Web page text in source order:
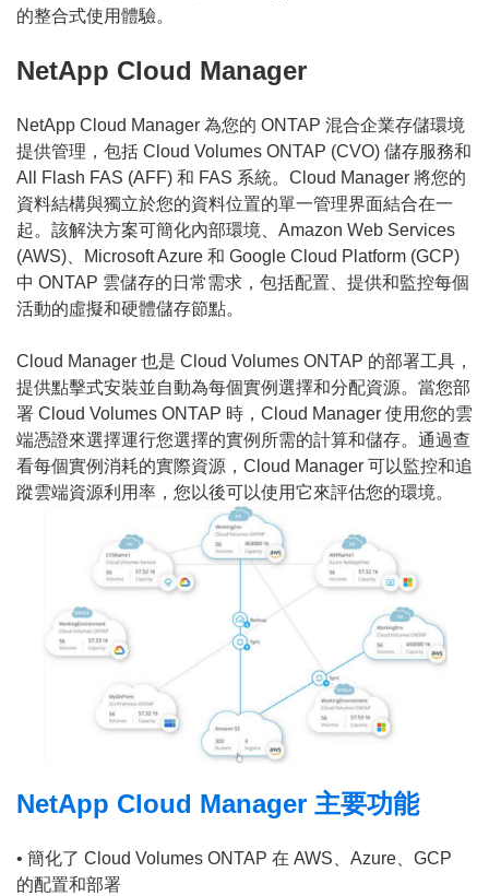
的整合式使用體驗。
NetApp Cloud Manager
NetApp Cloud Manager 為您的 ONTAP 混合企業存儲環境
提供管理，包括 Cloud Volumes ONTAP (CVO) 儲存服務和
All Flash FAS (AFF) 和 FAS 系統。Cloud Manager 將您的
資料結構與獨立於您的資料位置的單一管理界面結合在一
起。該解決方案可簡化內部環境、Amazon Web Services
(AWS)、Microsoft Azure 和 Google Cloud Platform (GCP)
中 ONTAP 雲儲存的日常需求，包括配置、提供和監控每個
活動的虛擬和硬體儲存節點。
Cloud Manager 也是 Cloud Volumes ONTAP 的部署工具，
提供點擊式安裝並自動為每個實例選擇和分配資源。當您部
署 Cloud Volumes ONTAP 時，Cloud Manager 使用您的雲
端憑證來選擇運行您選擇的實例所需的計算和儲存。通過查
看每個實例消耗的實際資源，Cloud Manager 可以監控和追
蹤雲端資源利用率，您以後可以使用它來評估您的環境。
NetApp Cloud Manager 主要功能
• 簡化了 Cloud Volumes ONTAP 在 AWS、Azure、GCP
的配置和部署